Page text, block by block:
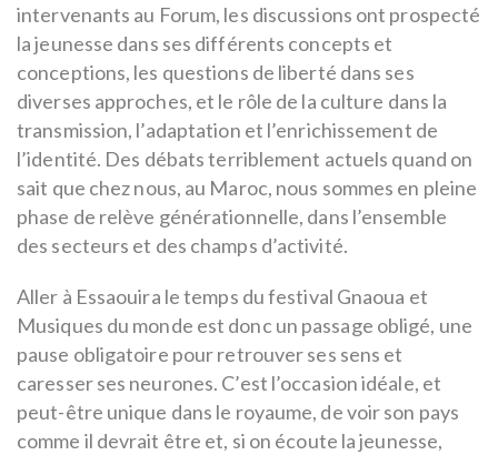
intervenants au Forum, les discussions ont prospecté
la jeunesse dans ses différents concepts et
conceptions, les questions de liberté dans ses
diverses approches, et le rôle de la culture dans la
transmission, l’adaptation et l’enrichissement de
l’identité. Des débats terriblement actuels quand on
sait que chez nous, au Maroc, nous sommes en pleine
phase de relève générationnelle, dans l’ensemble
des secteurs et des champs d’activité.
Aller à Essaouira le temps du festival Gnaoua et
Musiques du monde est donc un passage obligé, une
pause obligatoire pour retrouver ses sens et
caresser ses neurones. C’est l’occasion idéale, et
peut-être unique dans le royaume, de voir son pays
comme il devrait être et, si on écoute la jeunesse,